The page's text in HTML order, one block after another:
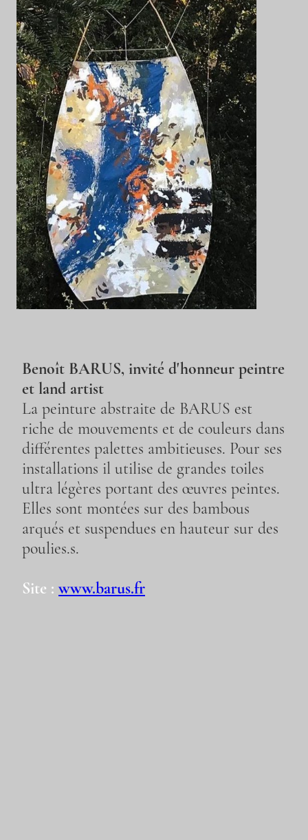
Benoît BARUS, invité d'honneur peintre
et land artist
La peinture abstraite de BARUS est
riche de mouvements et de couleurs dans
différentes palettes ambitieuses. Pour ses
installations il utilise de grandes toiles
ultra légères portant des œuvres peintes.
Elles sont montées sur des bambous
arqués et suspendues en hauteur sur des
poulies.s.
Site :www.barus.fr